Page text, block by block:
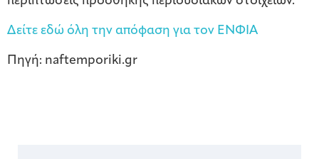
Δείτε εδώ όλη την απόφαση για τον ΕΝΦΙΑ
Πηγή: naftemporiki.gr